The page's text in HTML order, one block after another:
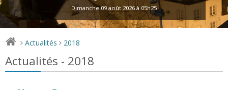
Dimanche 09 août 2026 à 05h25
> Actualités > 2018
Actualités - 2018